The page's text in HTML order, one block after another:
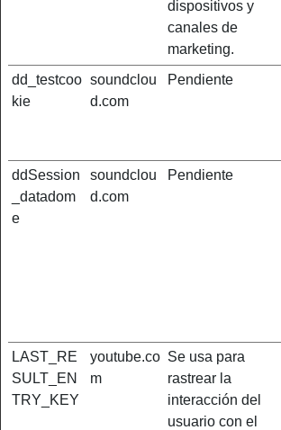
dispositivos y
canales de
marketing.
dd_testcoo
kie
soundclou
d.com
Pendiente
ddSession
_datadom
e
soundclou
d.com
Pendiente
LAST_RE
SULT_EN
TRY_KEY
youtube.co
m
Se usa para
rastrear la
interacción del
usuario con el